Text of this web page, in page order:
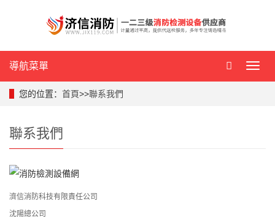
導
導航菜單
您的位置： 首頁>>聯系我們
聯系我們
濟信消防科技有限責任公司
沈陽總公司